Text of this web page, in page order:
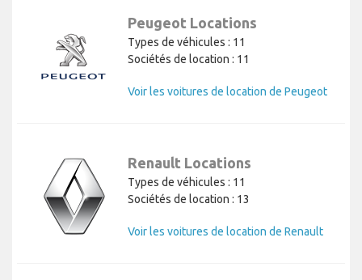
Peugeot Locations
Types de véhicules : 11
Sociétés de location : 11
Voir les voitures de location de Peugeot
Renault Locations
Types de véhicules : 11
Sociétés de location : 13
Voir les voitures de location de Renault